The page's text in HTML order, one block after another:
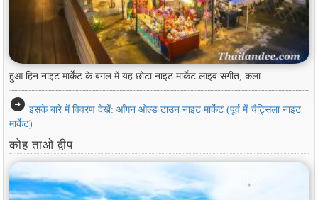
हुआ हिन नाइट मार्केट के बगल में यह छोटा नाइट मार्केट लाइव संगीत, कला...
arrow_circle_right इसके बारे में विवरण देखें: आँगन ओल्ड टाउन नाइट मार्केट (पूर्व में चैट्सिला नाइट
मार्केट)
कोह ताओ द्वीप